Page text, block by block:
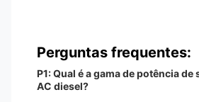
Perguntas frequentes:
P1: Qual é a gama de potência
AC diesel?